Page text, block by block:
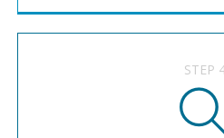
STEP